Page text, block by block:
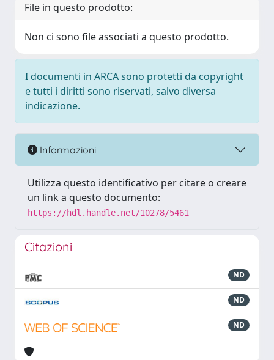
File in questo prodotto:
Non ci sono file associati a questo prodotto.
I documenti in ARCA sono protetti da copyright
e tutti i diritti sono riservati, salvo diversa
indicazione.
Informazioni
Utilizza questo identificativo per citare o creare
un link a questo documento:
https://hdl.handle.net/10278/5461
Citazioni
ND
ND
ND